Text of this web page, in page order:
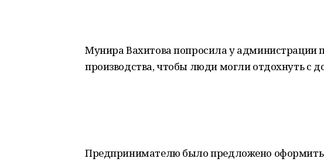
Мунира Вахитова попросила у администрации
производства, чтобы люди могли отдохнуть с
Предпринимателю было предложено оформить